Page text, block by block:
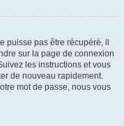
puisse pas être récupéré, il
sur la page de connexion
les instructions et vous
de nouveau rapidement.
mot de passe, nous vous